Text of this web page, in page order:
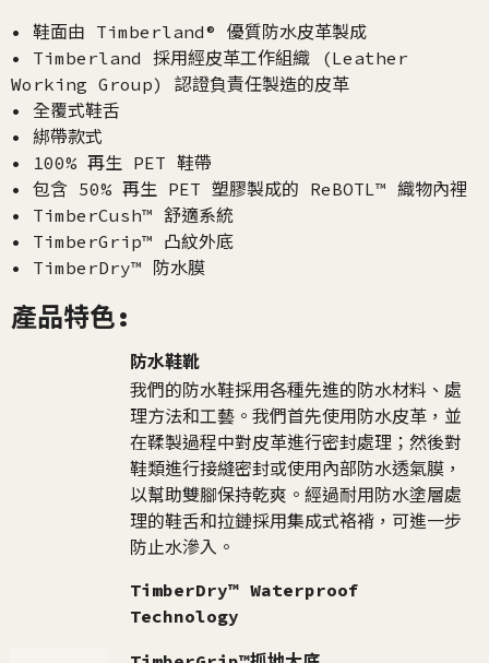
• 鞋面由 Timberland® 優質防水皮革製成
• Timberland 採用經皮革工作組織 (Leather
Working Group) 認證負責任製造的皮革
• 全覆式鞋舌
• 綁帶款式
• 100% 再生 PET 鞋帶
• 包含 50% 再生 PET 塑膠製成的 ReBOTL™ 織物內裡
• TimberCush™ 舒適系統
• TimberGrip™ 凸紋外底
• TimberDry™ 防水膜
產品特色:
防水鞋靴
我們的防水鞋採用各種先進的防水材料、處
理方法和工藝。我們首先使用防水皮革，並
在鞣製過程中對皮革進行密封處理；然後對
鞋類進行接縫密封或使用內部防水透氣膜，
以幫助雙腳保持乾爽。經過耐用防水塗層處
理的鞋舌和拉鏈採用集成式袼褙，可進一步
防止水滲入。
TimberDry™ Waterproof
Technology